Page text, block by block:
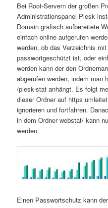
Bei Root-Servern der großen
Administrationspanel Plesk
Domain grafisch aufbereitete
einfach online aufgerufen
werden, ob das Verzeichnis
passwortgeschützt ist, oder
werden kann der den
abgerufen werden, indem man
/plesk-stat anhängt. Es folgt
dieser Ordner auf https
ignorieren und fortfahren.
in dem Ordner webstat/ kann
werden.
Einen Passwortschutz kann